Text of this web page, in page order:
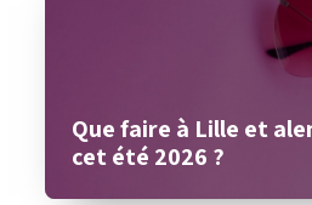
Que faire à Lille et
cet été 2026 ?